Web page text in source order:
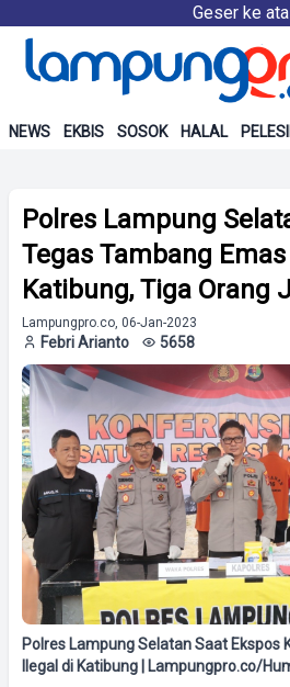
Geser ke
NEWS EKBIS SOSOK HALAL
Polres Lampung
Tegas Tambang
Katibung, Tiga Orang
Lampungpro.co, 06-Jan-2023
Febri Arianto 5658
Polres Lampung Selatan Saat Ekspos
Ilegal di Katibung | Lampungpro.co/